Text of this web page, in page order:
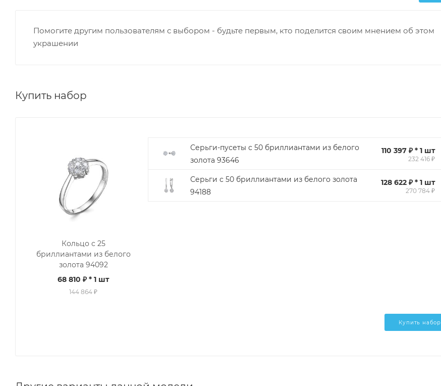
Помогите другим пользователям с выбором - будьте первым, кто поделится своим мнением об этом
украшении
Купить набор
Кольцо с 25
бриллиантами из белого
золота 94092
68 810 ₽ * 1 шт
144 864 ₽
Серьги-пусеты с 50 бриллиантами из белого
золота 93646
110 397 ₽ * 1 шт
232 416 ₽
Серьги с 50 бриллиантами из белого золота
94188
128 622 ₽ * 1 шт
270 784 ₽
Купить набор